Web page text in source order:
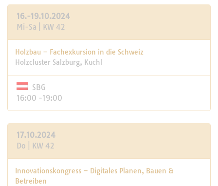
16.-19.10.2024
Mi-Sa | KW 42
Holzbau – Fachexkursion in die Schweiz
Holzcluster Salzburg, Kuchl
SBG
16:00 -19:00
17.10.2024
Do | KW 42
Innovationskongress – Digitales Planen, Bauen &
Betreiben